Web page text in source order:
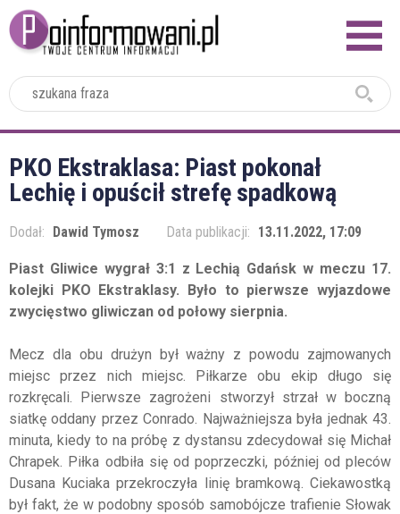
PKO Ekstraklasa: Piast pokonał
Lechię i opuścił strefę spadkową
Dodał: Dawid Tymosz Data publikacji: 13.11.2022, 17:09
Piast Gliwice wygrał 3:1 z Lechią Gdańsk w meczu 17.
kolejki PKO Ekstraklasy. Było to pierwsze wyjazdowe
zwycięstwo gliwiczan od połowy sierpnia.
Mecz dla obu drużyn był ważny z powodu zajmowanych
miejsc przez nich miejsc. Piłkarze obu ekip długo się
rozkręcali. Pierwsze zagrożeni stworzył strzał w boczną
siatkę oddany przez Conrado. Najważniejsza była jednak 43.
minuta, kiedy to na próbę z dystansu zdecydował się Michał
Chrapek. Piłka odbiła się od poprzeczki, później od pleców
Dusana Kuciaka przekroczyła linię bramkową. Ciekawostką
był fakt, że w podobny sposób samobójcze trafienie Słowak